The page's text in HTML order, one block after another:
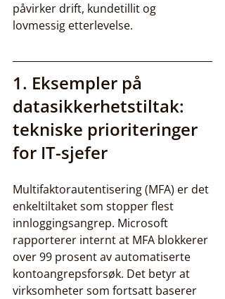
påvirker drift, kundetillit og
lovmessig etterlevelse.
1. Eksempler på
datasikkerhetstiltak:
tekniske prioriteringer
for IT-sjefer
Multifaktorautentisering (MFA) er det
enkeltiltaket som stopper flest
innloggingsangrep. Microsoft
rapporterer internt at MFA blokkerer
over 99 prosent av automatiserte
kontoangrepsforsøk. Det betyr at
virksomheter som fortsatt baserer